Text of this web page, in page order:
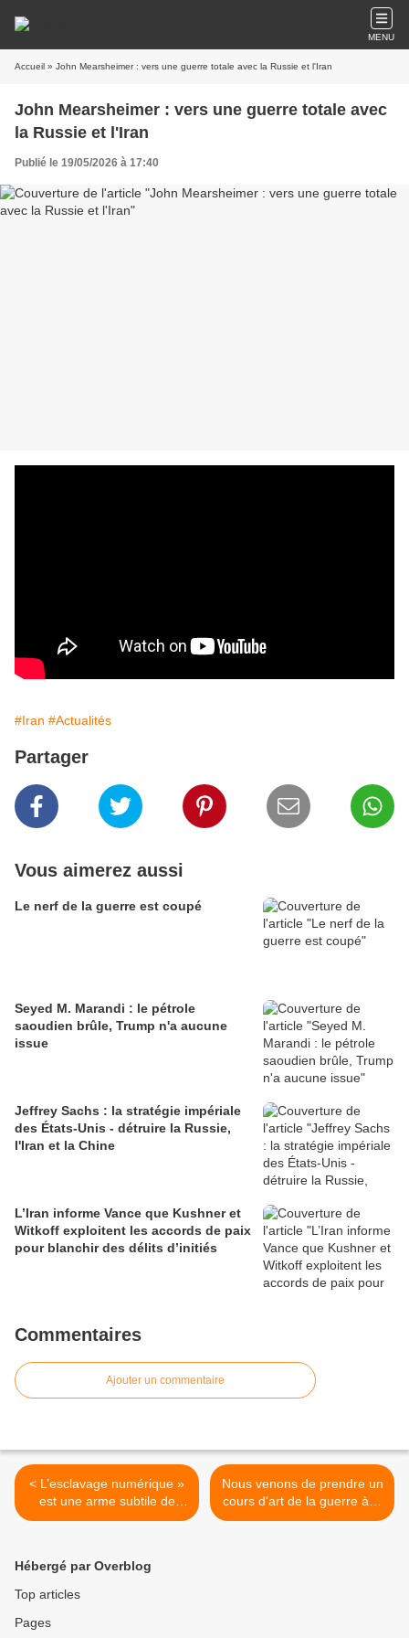
MENU
Accueil » John Mearsheimer : vers une guerre totale avec la Russie et l'Iran
John Mearsheimer : vers une guerre totale avec
la Russie et l'Iran
Publié le 19/05/2026 à 17:40
#Iran #Actualités
Partager
Vous aimerez aussi
Le nerf de la guerre est coupé
Seyed M. Marandi : le pétrole
saoudien brûle, Trump n'a aucune
issue
Jeffrey Sachs : la stratégie impériale
des États-Unis - détruire la Russie,
l'Iran et la Chine
L’Iran informe Vance que Kushner et
Witkoff exploitent les accords de paix
pour blanchir des délits d’initiés
Commentaires
Ajouter un commentaire
< L’esclavage numérique »
est une arme subtile de
subordination sociale et de
Nous venons de prendre un
cours d'art de la guerre à la
chinoise " - François
Hébergé par Overblog
Top articles
Pages